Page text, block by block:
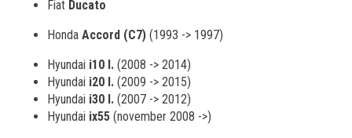
Fiat Ducato
Honda Accord (C7) (1993 -> 1997)
Hyundai i10 I. (2008 -> 2014)
Hyundai i20 I. (2009 -> 2015)
Hyundai i30 I. (2007 -> 2012)
Hyundai ix55 (november 2008 ->)